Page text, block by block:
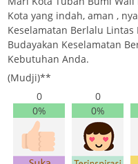
Kota yang indah, aman ,
Keselamatan Berlalu
Budayakan Keselamatan
Kebutuhan Anda.
(Mudji)**
0
0%
0
0%